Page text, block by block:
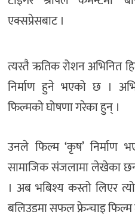
एक्सप्रेसबाट ।
त्यस्तै ऋतिक रोशन अभिनित
निर्माण हुने भएको छ ।
फिल्मको घोषणा गरेका हुन् ।
उनले फिल्म ‘कृष’ निर्माण
सामाजिक संजलामा लेखेका
। अब भबिश्य कस्तो लिएर
बलिउडमा सफल फ्रेन्चाइ फिल्म